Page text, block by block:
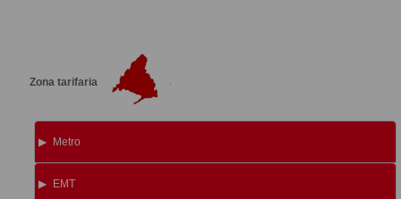
Zona tarifaria
Metro
EMT